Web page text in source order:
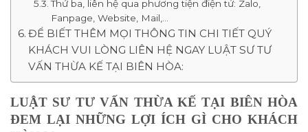
Thứ ba, liên hệ qua phương tiện điện tử: Zalo,
Fanpage, Website, Mail,…
ĐỂ BIẾT THÊM MỌI THÔNG TIN CHI TIẾT QUÝ
KHÁCH VUI LÒNG LIÊN HỆ NGAY LUẬT SƯ TƯ
VẤN THỪA KẾ TẠI BIÊN HÒA:
LUẬT SƯ TƯ VẤN THỪA KẾ TẠI BIÊN HÒA
ĐEM LẠI NHỮNG LỢI ÍCH GÌ CHO KHÁCH